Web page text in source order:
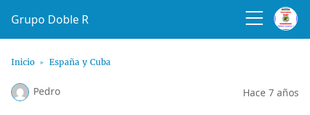
Grupo Doble R
Inicio España y Cuba
Pedro Hace 7 años